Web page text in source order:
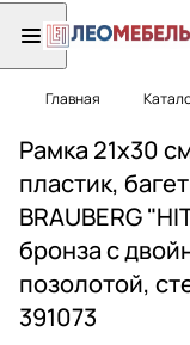
Главная
Рамка 21х30
пластик,
BRAUBERG
бронза с
позолотой,
391073